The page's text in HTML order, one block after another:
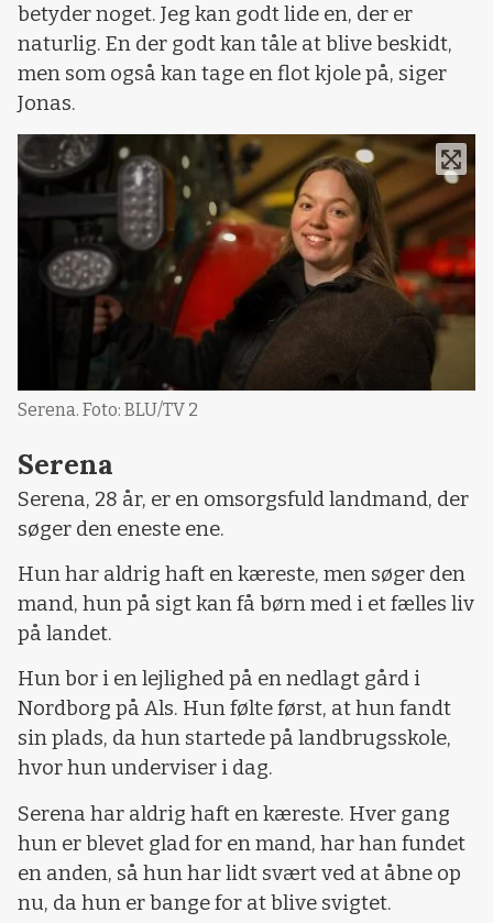
betyder noget. Jeg kan godt lide en, der er
naturlig. En der godt kan tåle at blive beskidt,
men som også kan tage en flot kjole på, siger
Jonas.
Serena. Foto: BLU/TV 2
Serena
Serena, 28 år, er en omsorgsfuld landmand, der
søger den eneste ene.
Hun har aldrig haft en kæreste, men søger den
mand, hun på sigt kan få børn med i et fælles liv
på landet.
Hun bor i en lejlighed på en nedlagt gård i
Nordborg på Als. Hun følte først, at hun fandt
sin plads, da hun startede på landbrugsskole,
hvor hun underviser i dag.
Serena har aldrig haft en kæreste. Hver gang
hun er blevet glad for en mand, har han fundet
en anden, så hun har lidt svært ved at åbne op
nu, da hun er bange for at blive svigtet.